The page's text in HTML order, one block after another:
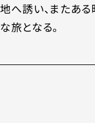
地へ誘い、またあ
な旅となる。